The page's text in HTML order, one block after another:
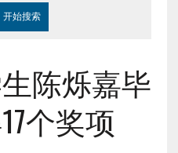
陈烁嘉毕
个奖项